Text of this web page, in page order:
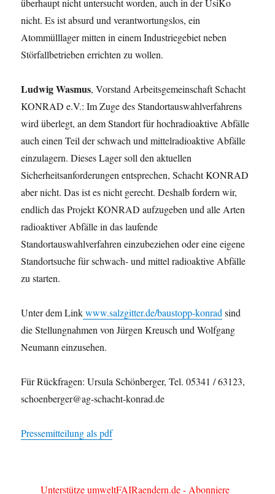
überhaupt nicht untersucht worden, auch in der ÜsiKo
nicht. Es ist absurd und verantwortungslos, ein
Atommülllager mitten in einem Industriegebiet neben
Störfallbetrieben errichten zu wollen.
Ludwig Wasmus, Vorstand Arbeitsgemeinschaft Schacht
KONRAD e.V.: Im Zuge des Standortauswahlverfahrens
wird überlegt, an dem Standort für hochradioaktive Abfälle
auch einen Teil der schwach und mittelradioaktive Abfälle
einzulagern. Dieses Lager soll den aktuellen
Sicherheitsanforderungen entsprechen, Schacht KONRAD
aber nicht. Das ist es nicht gerecht. Deshalb fordern wir,
endlich das Projekt KONRAD aufzugeben und alle Arten
radioaktiver Abfälle in das laufende
Standortauswahlverfahren einzubeziehen oder eine eigene
Standortsuche für schwach- und mittel radioaktive Abfälle
zu starten.
Unter dem Linkwww.salzgitter.de/baustopp-konradsind
die Stellungnahmen von Jürgen Kreusch und Wolfgang
Neumann einzusehen.
Für Rückfragen: Ursula Schönberger, Tel. 05341 / 63123,
schoenberger@ag-schacht-konrad.de
Pressemitteilung als pdf
Unterstütze umweltFAIRaendern.de - Abonniere